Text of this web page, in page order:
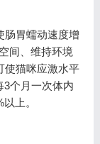
肠胃蠕动速度增
间、维持环境
使猫咪应激水平
3个月一次体内
上。